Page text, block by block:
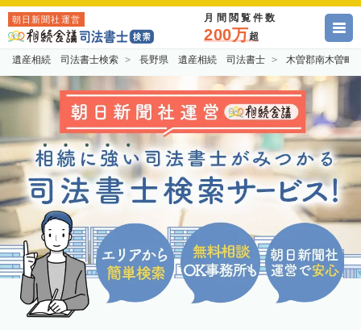
朝日新聞社運営 月間閲覧件数
200万超
遺産相続 司法書士検索 長野県 遺産相続 司法書士 木曽郡南木曽